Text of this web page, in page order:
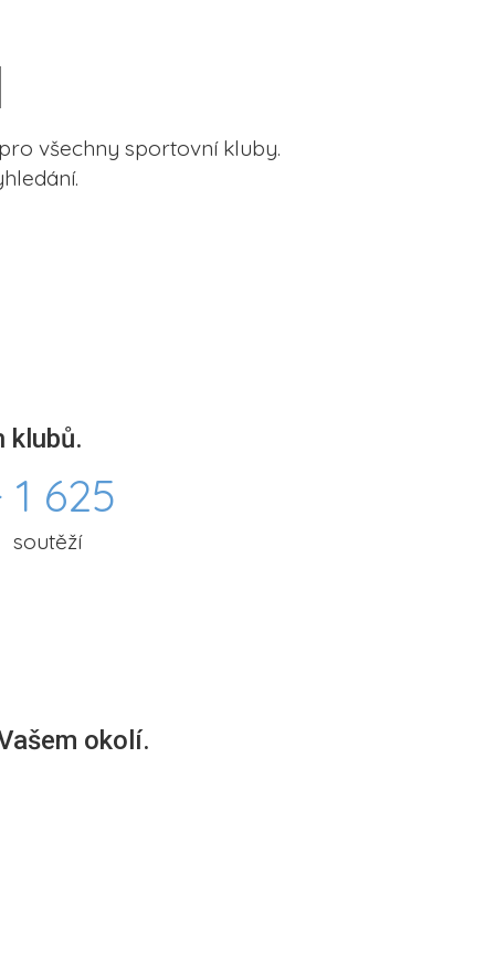
všechny sportovní kluby.
klubů.
1 625
soutěží
okolí.